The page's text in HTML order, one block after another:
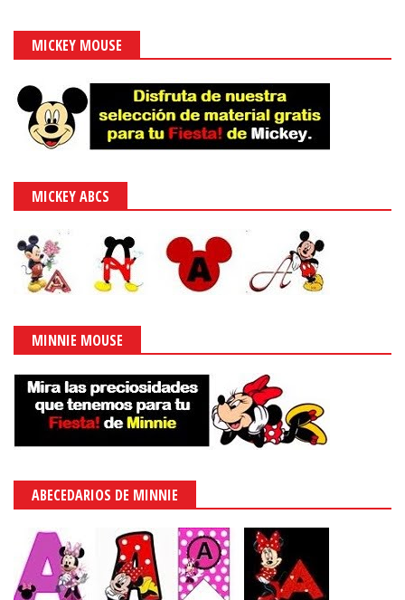
MICKEY MOUSE
MICKEY ABCS
MINNIE MOUSE
ABECEDARIOS DE MINNIE